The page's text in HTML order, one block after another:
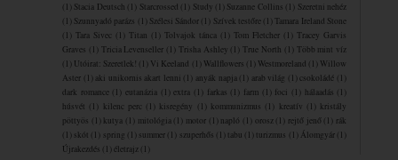
(1) Stacia Deutsch (1) Starcrossed (1) Study (1) Suzanne Collins (1) Szeretni nehéz
(1) Szunnyadó parázs (1) Szélesi Sándor (1) Szívek testőre (1)Tamara Ireland Stone
(1) Tara Sivec (1) Titan (1) Tolvajok ​tánca (1) Tom Fletcher (1) Tracey Garvis
Graves
(1) Tricia Levenseller (1) Trisha Ashley (1) True North (1) Több mint víz
(1) Utóirat: Szeretlek! (1) Vi Keeland (1) Wallflowers (1) Westmoreland (1) Willow
Aster
(1) aki unikornis akart lenni (1) anyák napja (1) arab világ (1)csokoládé
(1)
dark romance
(1) eutanázia (1) extra (1) farkas (1) farm (1) foci (1) hálaadás
(1)
húsvét
(1) kilenc perc (1) kisregény (1) kommunizmus (1) kreatív (1) kristály
pöttyös
(1) kutya (1) mitológia (1) motor (1) napló (1) orosz (1) rejtő jenő (1) rák
(1) skót (1) spring (1) summer (1) szuperhős (1) tabu (1) turizmus (1) Álomgyár (1)
Újrakezdés
(1)életrajz (1)